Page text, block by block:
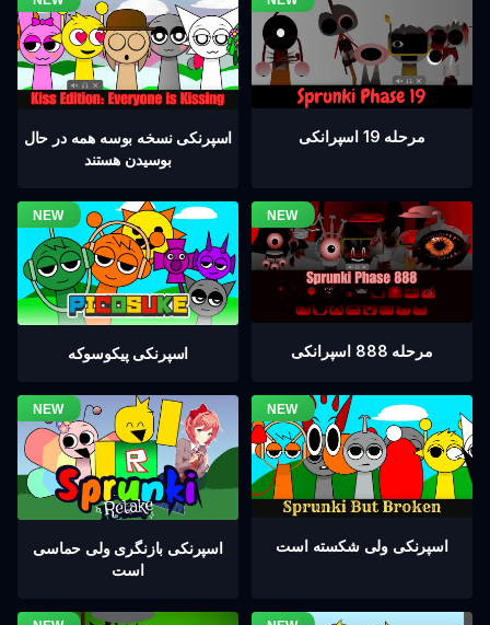
اسپرنکی نسخه بوسه همه در حال
بوسیدن هستند
مرحله 19 اسپرانکی
اسپرنکی پیکوسوکه مرحله 888 اسپرانکی
اسپرنکی بازنگری ولی حماسی
است
اسپرنکی ولی شکسته است